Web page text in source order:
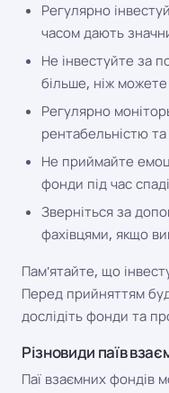
Регулярно
часом дають
Не інвестуйте за
більше, ніж
Регулярно
рентабельністю
Не приймайте
фонди під час
Зверніться за
фахівцями, якщо
Пам'ятайте, що
Перед прийняттям
дослідіть фонди та
Різновиди паїв
Паї взаємних фондів